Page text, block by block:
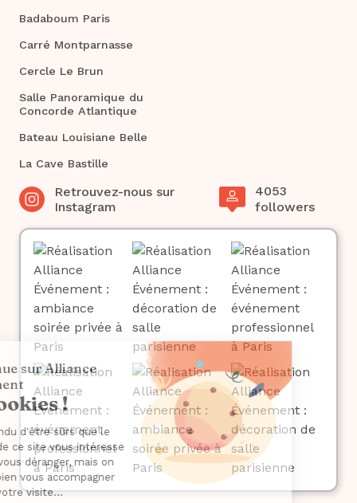
Badaboum Paris
Carré Montparnasse
Cercle Le Brun
Salle Panoramique du
Concorde Atlantique
Bateau Louisiane Belle
La Cave Bastille
Retrouvez-nous sur
Instagram
4053
followers